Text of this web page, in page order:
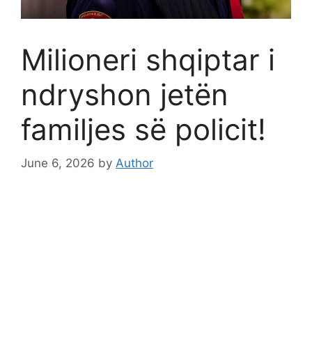
Milioneri shqiptar i
ndryshon jetën
familjes së policit!
June 6, 2026 by Author